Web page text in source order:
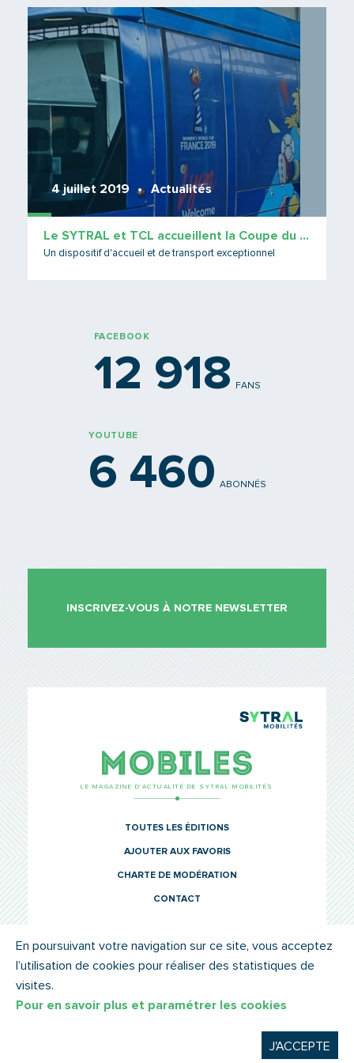
4 juillet 2019 Actualités
Le SYTRAL et TCL accueillent la Coupe du Monde !
Un dispositif d'accueil et de transport exceptionnel
FACEBOOK
12 918 FANS
YOUTUBE
6 460 ABONNÉS
INSCRIVEZ-VOUS À NOTRE NEWSLETTER
LE MAGAZINE D’ACTUALITÉ DE SYTRAL MOBILITÉS
TOUTES LES ÉDITIONS
AJOUTER AUX FAVORIS
CHARTE DE MODÉRATION
CONTACT
© SYTRAL MOBILITÉS 2022 MENTIONS LÉGALES
En poursuivant votre navigation sur ce site, vous acceptez
l’utilisation de cookies pour réaliser des statistiques de
visites.
Pour en savoir plus et paramétrer les cookies
J'ACCEPTE